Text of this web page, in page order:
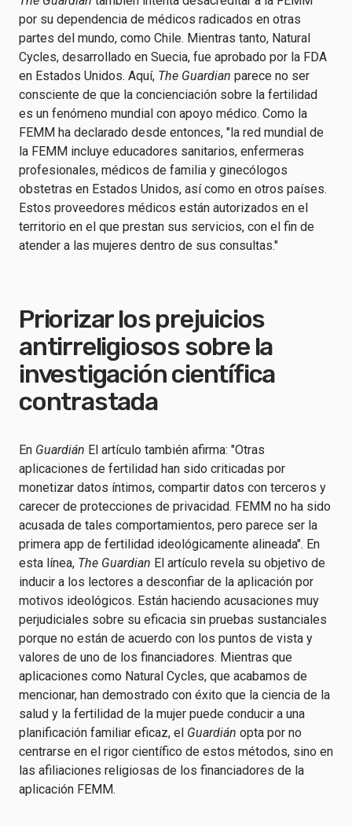
por su dependencia de médicos radicados en otras
partes del mundo, como Chile. Mientras tanto, Natural
Cycles, desarrollado en Suecia, fue aprobado por la FDA
en Estados Unidos. Aquí, The Guardian parece no ser
consciente de que la concienciación sobre la fertilidad
es un fenómeno mundial con apoyo médico. Como la
FEMM ha declarado desde entonces, "la red mundial de
la FEMM incluye educadores sanitarios, enfermeras
profesionales, médicos de familia y ginecólogos
obstetras en Estados Unidos, así como en otros países.
Estos proveedores médicos están autorizados en el
territorio en el que prestan sus servicios, con el fin de
atender a las mujeres dentro de sus consultas."
Priorizar los prejuicios
antirreligiosos sobre la
investigación científica
contrastada
En Guardián El artículo también afirma: "Otras
aplicaciones de fertilidad han sido criticadas por
monetizar datos íntimos, compartir datos con terceros y
carecer de protecciones de privacidad. FEMM no ha sido
acusada de tales comportamientos, pero parece ser la
primera app de fertilidad ideológicamente alineada". En
esta línea, The Guardian El artículo revela su objetivo de
inducir a los lectores a desconfiar de la aplicación por
motivos ideológicos. Están haciendo acusaciones muy
perjudiciales sobre su eficacia sin pruebas sustanciales
porque no están de acuerdo con los puntos de vista y
valores de uno de los financiadores. Mientras que
aplicaciones como Natural Cycles, que acabamos de
mencionar, han demostrado con éxito que la ciencia de la
salud y la fertilidad de la mujer puede conducir a una
planificación familiar eficaz, el Guardián opta por no
centrarse en el rigor científico de estos métodos, sino en
las afiliaciones religiosas de los financiadores de la
aplicación FEMM.